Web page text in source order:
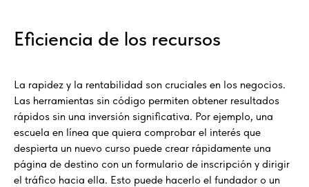
Eficiencia de los recursos
La rapidez y la rentabilidad son cruciales en los negocios.
Las herramientas sin código permiten obtener resultados
rápidos sin una inversión significativa. Por ejemplo, una
escuela en línea que quiera comprobar el interés que
despierta un nuevo curso puede crear rápidamente una
página de destino con un formulario de inscripción y dirigir
el tráfico hacia ella. Esto puede hacerlo el fundador o un